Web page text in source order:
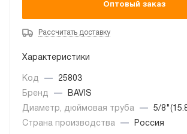
Оптовый заказ
Рассчитать доставку
Характеристики
Код —
25803
Бренд
—
BAVIS
Диаметр, дюймовая труба
—
5/
Страна производства
—
Россия